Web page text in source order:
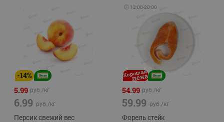
-14%
5.99 руб./кг
6.99 руб./кг
Персик свежий вес
🕘 12:00-20:00
54.99 руб./кг
59.99 руб./кг
Форель стейк